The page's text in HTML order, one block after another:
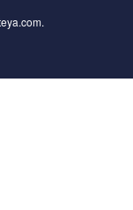
.